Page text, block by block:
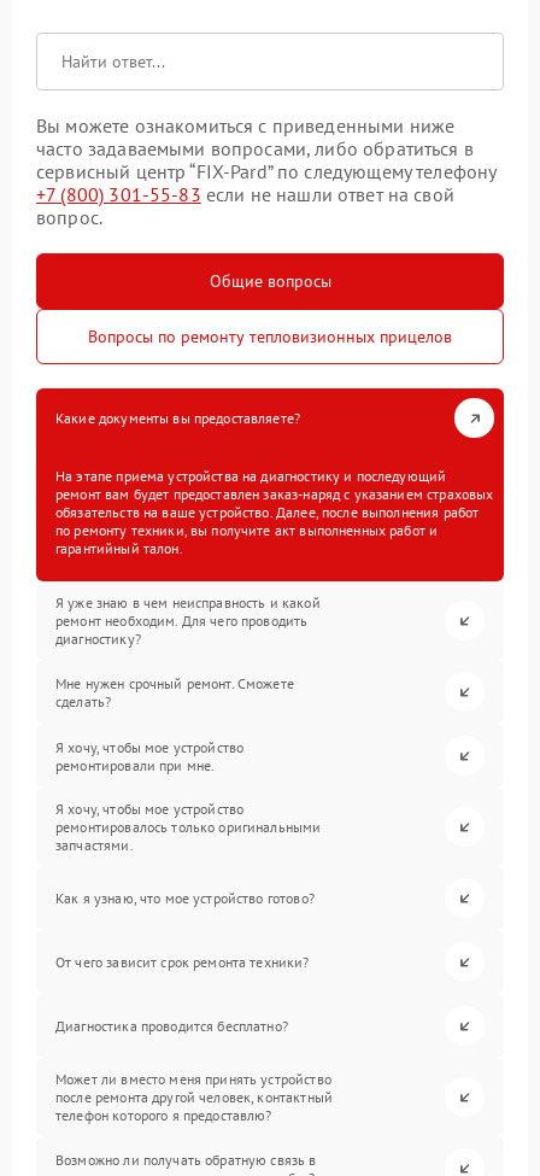
Вы можете ознакомиться с приведенными ниже
часто задаваемыми вопросами, либо обратиться в
сервисный центр “FIX-Pard” по следующему телефону
+7 (800) 301-55-83 если не нашли ответ на свой
вопрос.
Общие вопросы
Вопросы по ремонту тепловизионных прицелов
Какие документы вы предоставляете?
На этапе приема устройства на диагностику и последующий
ремонт вам будет предоставлен заказ-наряд с указанием страховых
обязательств на ваше устройство. Далее, после выполнения работ
по ремонту техники, вы получите акт выполненных работ и
гарантийный талон.
Я уже знаю в чем неисправность и какой
ремонт необходим. Для чего проводить
диагностику?
Мне нужен срочный ремонт. Сможете
сделать?
Я хочу, чтобы мое устройство
ремонтировали при мне.
Я хочу, чтобы мое устройство
ремонтировалось только оригинальными
запчастями.
Как я узнаю, что мое устройство готово?
От чего зависит срок ремонта техники?
Диагностика проводится бесплатно?
Может ли вместо меня принять устройство
после ремонта другой человек, контактный
телефон которого я предоставлю?
Возможно ли получать обратную связь в